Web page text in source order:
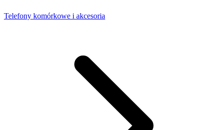
Telefony komórkowe i akcesoria